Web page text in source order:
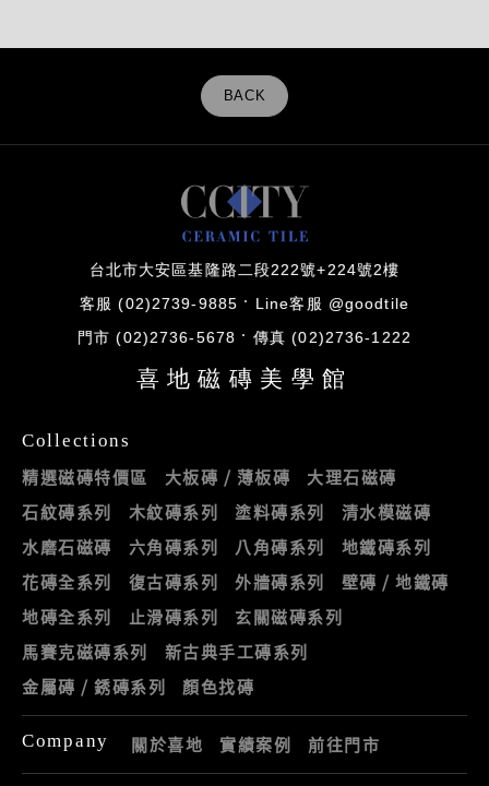
BACK
台北市大安區基隆路二段222號+224號2樓
客服 (02)2739-9885 Line客服 @goodtile
門市 (02)2736-5678 傳真 (02)2736-1222
喜地磁磚美學館
Collections
精選磁磚特價區 大板磚 / 薄板磚
大理石磁磚
石紋磚系列
木紋磚系列 塗料磚系列
清水模磁磚
水磨石磁磚
六角磚系列 八角磚系列
地鐵磚系列
花磚全系列
復古磚系列 外牆磚系列
壁磚 / 地鐵磚
地磚全系列
止滑磚系列
玄關磁磚系列
馬賽克磁磚系列
新古典手工磚系列
金屬磚 / 銹磚系列
顏色找磚
Company 關於喜地 實績案例 前往門市